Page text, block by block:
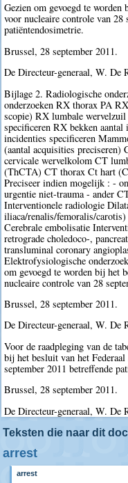
Gezien om gevoegd te
voor nucleaire controle van 28
patiëntendosimetrie.
Brussel, 28 september 2011.
De Directeur-generaal, W. De
Bijlage 2. Radiologische
onderzoeken RX thorax PA
scopie) RX lumbale
specificeren RX bekken
incidenties specificeren
(aantal acquisities preciseren)
cervicale wervelkolom CT
(ThCTA) CT thorax Ct hart
Preciseer indien mogelijk : -
urgentie niet-trauma - ander
Interventionele radiologie
iliaca/renalis/femoralis/
Cerebrale embolisatie
retrograde choledoco-,
transluminal coronary
Elektrofysiologische
om gevoegd te worden bij het
nucleaire controle van 28
Brussel, 28 september 2011.
De Directeur-generaal, W. De
Voor de raadpleging van de
bij het besluit van het
september 2011 betreffende
Brussel, 28 september 2011.
De Directeur-generaal, W. De
Teksten die naar dit
arrest
arrest